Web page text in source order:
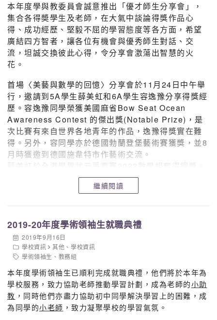
本年度學與教委員會誠意推出「優才師生分享會」，
集合各得奬學生及老師，在大氣中談論得獎作品心
得、成功經歷、堅毅不屈的學習態度等各方面，希望
廣結四方智者，讓各位有機會與優秀師生對話、交
流，坦誠交換彼此心得，令分享會激蕩出智慧的火
花。
首場〈美藝與數學的回憶〉分享會於11月24日中午舉
行，邀請到5A學生薛美虹和6A學生容逸豫分享得獎經
歷。容逸豫同學榮獲美國麻省Bow Seat Ocean
Awareness Contest 的傑出獎(Notable Prize)，是
次比賽有來自世界各地青年的作品，逸豫得獎實在難
得。另外，容同學亦於德國勃蘭登堡藝術賽獲獎，並8
月時獲邀到德國施韋特市作藝術交流。
薛美虹於全港學界狀元爭霸賽2022數學組奪得銅獎。
她們引導同學們走進時光隧道，回到那些創作及解難
繼續閱讀
2019-20年度學術領袖生就職典禮
2019年9月16日
學校資訊
其他 、學校資訊
學術領袖生 、 教務組
本年度學術領袖生已順利完成就職典禮，他們將於本年為
學校服務，致力協助老師推動學習計劃，成為老師的小助
教 ，同時他們亦盡力協助初中同學解決學習上的困難，成
為同學的小老師 ，致力凝聚學校的學習氣氛。